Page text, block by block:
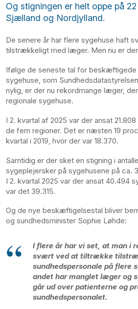
Og stigningen er helt oppe på
Sjælland og Nordjylland.
De senere år har flere sygehuse haft
tilstrækkeligt med læger. Men nu er
Ifølge de seneste tal for beskæftigede
sygehuse, som
nylig, er der nu rekordmange læger,
regionale sygehuse.
I 2. kvartal af 2025 var der ansat
de fem regioner. Det er næsten 19
kvartal i 2019, hvor der var 18.370.
Samtidig er der sket en stigning i
sygeplejersker på sygehusene på ca.
I 2. kvartal 2025 var der ansat 40.494
var det 39.315.
Og de nye beskæftigelsestal bliver
og sundhedsminister Sophie Løhde:
I flere år har vi set, at man i
svært ved at tiltrække
sundhedspersonale på flere
andet har manglet læger og
går ud over patienterne og
sundhedspersonalet.